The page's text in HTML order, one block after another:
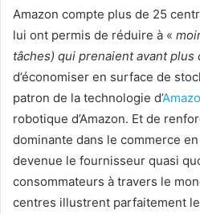
Amazon compte plus de 25
lui ont permis de réduire à «
tâches) qui prenaient avant plus
d’économiser en surface de
patron de la technologie d’
robotique d’Amazon. Et de
dominante dans le commerce
devenue le fournisseur quasi
consommateurs à travers le
centres illustrent parfaitement